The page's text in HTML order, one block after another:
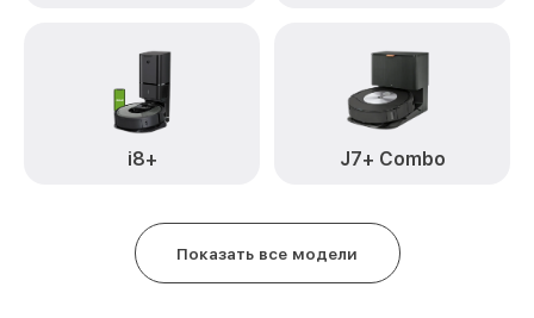
i8+ J7+ Combo
Показать все модели